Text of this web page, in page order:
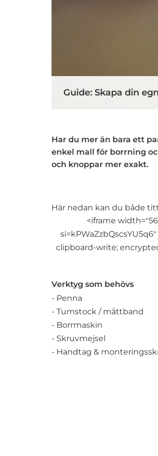
Guide: Skapa din
Har du mer än bara ett
enkel mall för borrning
och knoppar mer exakt.
Här nedan kan du både
<iframe
clipboard-write;
Verktyg som behövs
- Penna
- Tumstock / måttband
- Borrmaskin
- Skruvmejsel
- Handtag &